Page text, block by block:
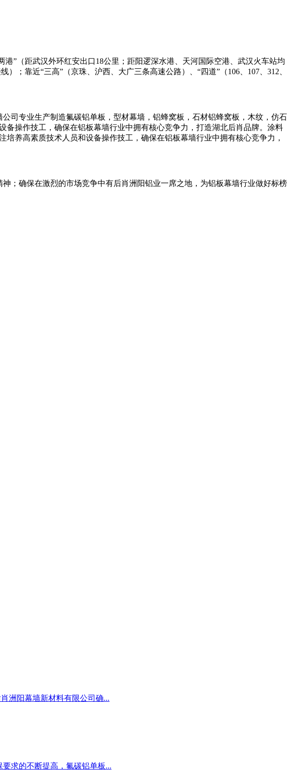
”（距武汉外环红安出口18公里；距阳逻深水港、天河国际空港、武汉火车站均
；靠近“三高”（京珠、沪西、大广三条高速公路）、“四道”（106、107、312、
司专业生产制造氟碳铝单板，型材幕墙，铝蜂窝板，石材铝蜂窝板，木纹，仿石
操作技工，确保在铝板幕墙行业中拥有核心竞争力，打造湖北后肖品牌。涂料
养高素质技术人员和设备操作技工，确保在铝板幕墙行业中拥有核心竞争力，
；确保在激烈的市场竞争中有后肖洲阳铝业一席之地，为铝板幕墙行业做好标榜
洲阳幕墙新材料有限公司确...
求的不断提高，氟碳铝单板...